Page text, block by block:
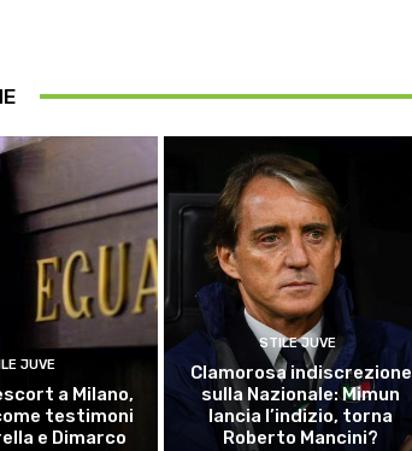
JUVE
a Milano,
testimoni
e Dimarco
STILE JUVE
Clamorosa indiscrezione
sulla Nazionale: Mimun
lancia l’indizio, torna
Roberto Mancini?